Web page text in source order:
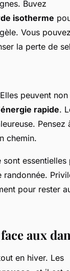
Buvez
isotherme
Vous pouvez
la perte de
peuvent non
rapide.
Pensez
chemin.
sont essentielles
pour rester
aux
en hiver. Les